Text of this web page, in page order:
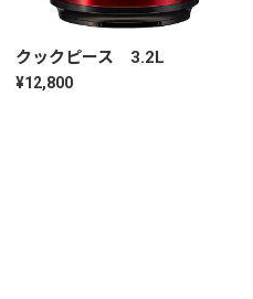
クックピース 3.2L
¥12,800